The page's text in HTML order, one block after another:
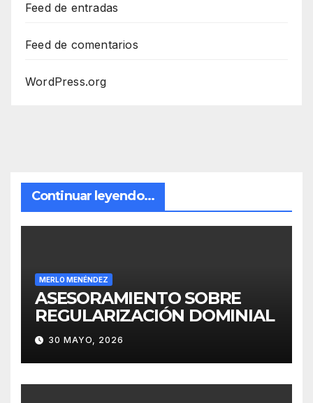
Feed de entradas
Feed de comentarios
WordPress.org
Continuar leyendo...
MERLO MENÉNDEZ
ASESORAMIENTO SOBRE
REGULARIZACIÓN DOMINIAL
30 MAYO, 2026